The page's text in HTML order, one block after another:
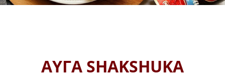
ΑΥΓΑ SHAKSHUKA